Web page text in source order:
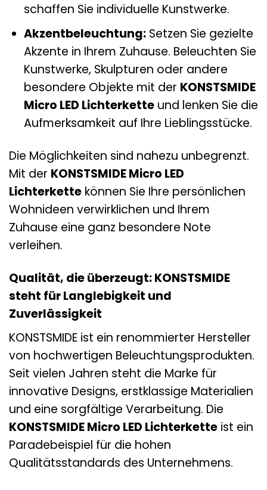
schaffen Sie individuelle Kunstwerke.
Akzentbeleuchtung:Setzen Sie gezielte
Akzente in Ihrem Zuhause. Beleuchten Sie
Kunstwerke, Skulpturen oder andere
besondere Objekte mit der KONSTSMIDE
Micro LED Lichterketteund lenken Sie die
Aufmerksamkeit auf Ihre Lieblingsstücke.
Die Möglichkeiten sind nahezu unbegrenzt.
Mit der KONSTSMIDE Micro LED
Lichterkette können Sie Ihre persönlichen
Wohnideen verwirklichen und Ihrem
Zuhause eine ganz besondere Note
verleihen.
Qualität, die überzeugt: KONSTSMIDE
steht für Langlebigkeit und
Zuverlässigkeit
KONSTSMIDE ist ein renommierter Hersteller
von hochwertigen Beleuchtungsprodukten.
Seit vielen Jahren steht die Marke für
innovative Designs, erstklassige Materialien
und eine sorgfältige Verarbeitung. Die
KONSTSMIDE Micro LED Lichterkette ist ein
Paradebeispiel für die hohen
Qualitätsstandards des Unternehmens.